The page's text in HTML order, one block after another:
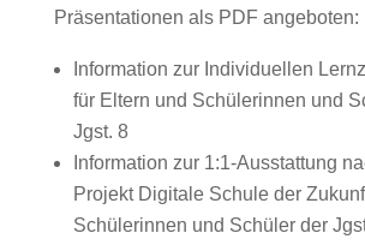
Präsentationen als PDF angeboten:
Information zur Individuellen
für Eltern und Schülerinnen und
Jgst. 8
Information zur 1:1-Ausstattung
Projekt Digitale Schule der
Schülerinnen und Schüler der